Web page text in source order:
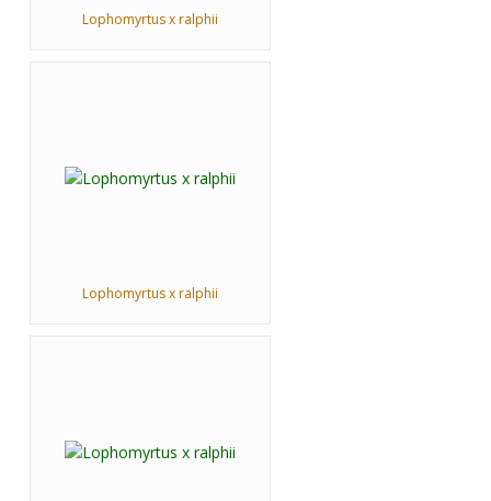
Lophomyrtus x ralphii
Lophomyrtus x ralphii